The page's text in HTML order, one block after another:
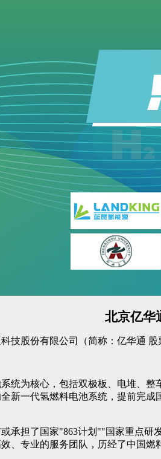
北京亿华
技股份有限公司（简称：亿华通
统为核心，包括双极板、电堆、
新一代氢燃料电池系统，提前完
承担了国家"863计划""国家重点
、专业的服务团队，历经了中国